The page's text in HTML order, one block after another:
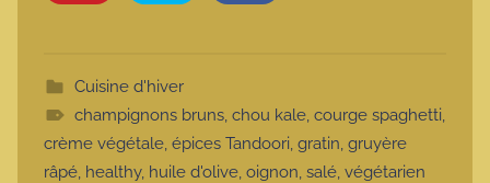
Cuisine d'hiver
champignons bruns, chou kale, courge spaghetti,
crème végétale, épices Tandoori, gratin, gruyère
râpé, healthy, huile d'olive, oignon, salé, végétarien